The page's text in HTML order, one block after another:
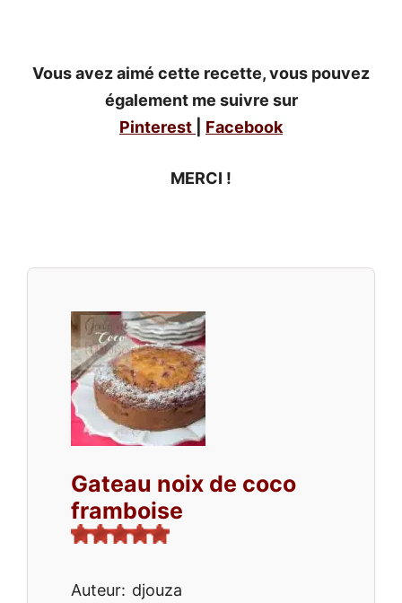
Vous avez aimé cette recette, vous pouvez
également me suivre sur
Pinterest
Facebook
MERCI !
Gateau noix de coco
framboise
Auteur: djouza